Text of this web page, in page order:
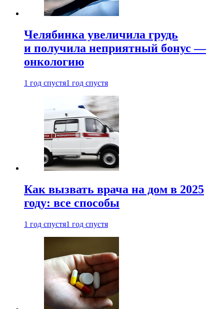
Челябинка увеличила грудь
и получила неприятный бонус —
онкологию
1 год спустя1 год спустя
Как вызвать врача на дом в 2025
году: все способы
1 год спустя1 год спустя